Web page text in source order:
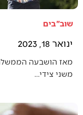
שוב"בים
ינואר 18, 2023
מאז הושבעה
משני צידי…